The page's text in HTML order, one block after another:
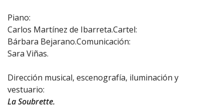
Piano:
Carlos Martínez de Ibarreta.Cartel:
Bárbara Bejarano.Comunicación:
Sara Viñas.
Dirección musical, escenografía, iluminación y
vestuario:
La Soubrette.